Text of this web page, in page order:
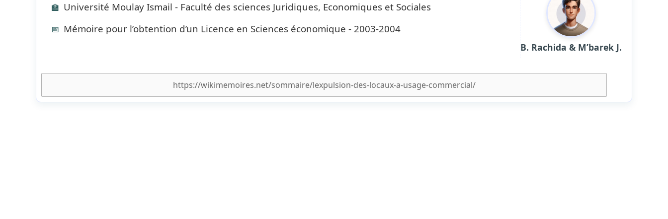
🏫 Université Moulay Ismail - Faculté des sciences Juridiques, Economiques et Sociales
📅 Mémoire pour l’obtention d’un Licence en Sciences économique - 2003-2004
B. Rachida & M’barek J.